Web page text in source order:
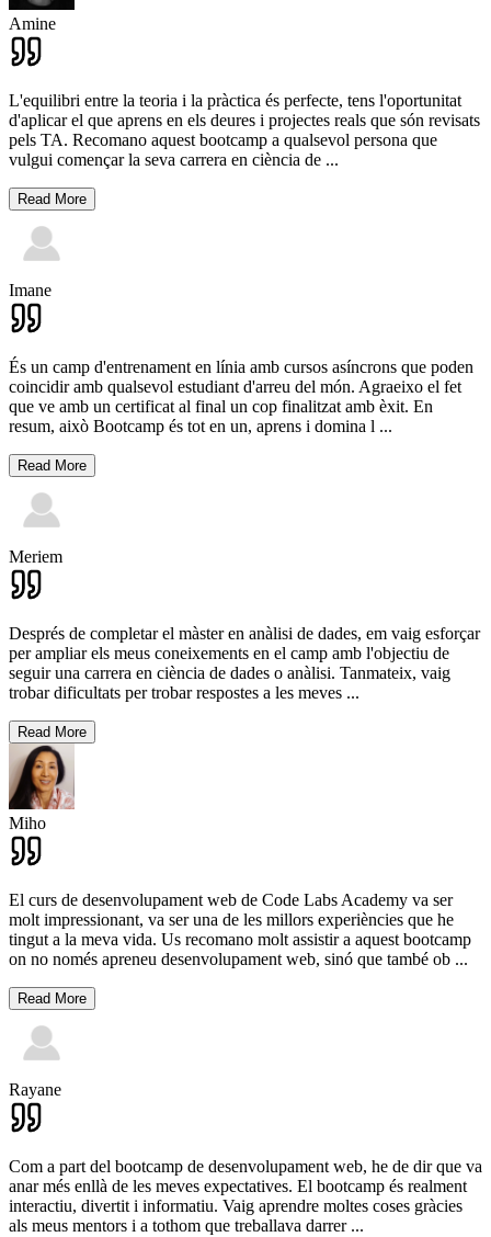
Amine
L'equilibri entre la teoria i la pràctica és perfecte, tens l'oportunitat
d'aplicar el que aprens en els deures i projectes reals que són revisats
pels TA. Recomano aquest bootcamp a qualsevol persona que
vulgui començar la seva carrera en ciència de ...
Read More
Imane
És un camp d'entrenament en línia amb cursos asíncrons que poden
coincidir amb qualsevol estudiant d'arreu del món. Agraeixo el fet
que ve amb un certificat al final un cop finalitzat amb èxit. En
resum, això Bootcamp és tot en un, aprens i domina l ...
Read More
Meriem
Després de completar el màster en anàlisi de dades, em vaig esforçar
per ampliar els meus coneixements en el camp amb l'objectiu de
seguir una carrera en ciència de dades o anàlisi. Tanmateix, vaig
trobar dificultats per trobar respostes a les meves ...
Read More
Miho
El curs de desenvolupament web de Code Labs Academy va ser
molt impressionant, va ser una de les millors experiències que he
tingut a la meva vida. Us recomano molt assistir a aquest bootcamp
on no només apreneu desenvolupament web, sinó que també ob ...
Read More
Rayane
Com a part del bootcamp de desenvolupament web, he de dir que va
anar més enllà de les meves expectatives. El bootcamp és realment
interactiu, divertit i informatiu. Vaig aprendre moltes coses gràcies
als meus mentors i a tothom que treballava darrer...